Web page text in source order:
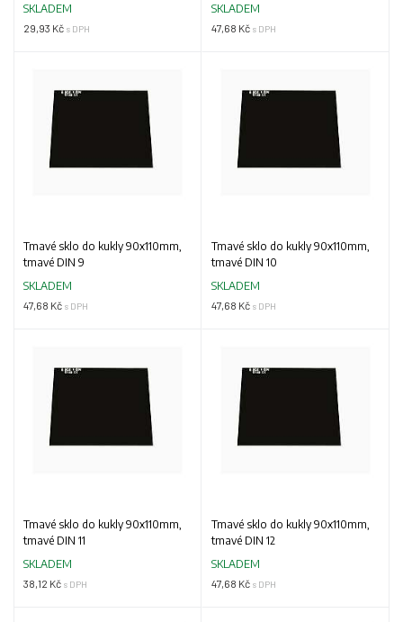
SKLADEM
29,93 Kč s DPH
SKLADEM
47,68 Kč s DPH
Tmavé sklo do kukly 90x110mm,
tmavé DIN 9
SKLADEM
47,68 Kč s DPH
Tmavé sklo do kukly 90x110mm,
tmavé DIN 10
SKLADEM
47,68 Kč s DPH
Tmavé sklo do kukly 90x110mm,
tmavé DIN 11
SKLADEM
38,12 Kč s DPH
Tmavé sklo do kukly 90x110mm,
tmavé DIN 12
SKLADEM
47,68 Kč s DPH